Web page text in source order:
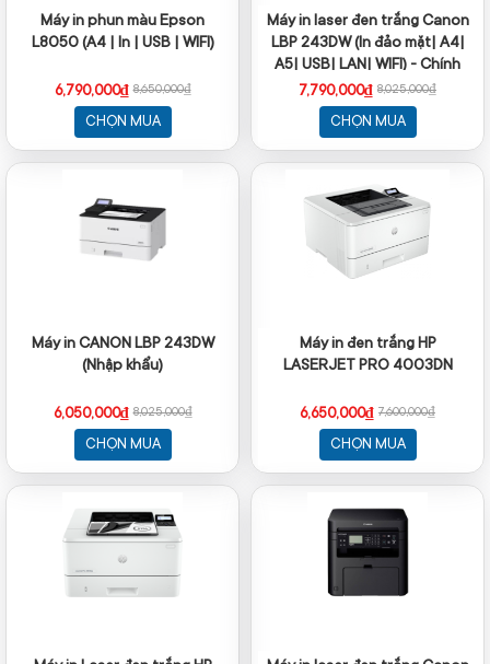
Máy in phun màu Epson
L8050 (A4 | In | USB | WIFI)
6,790,000₫ 8,650,000₫
CHỌN MUA
Máy in laser đen trắng Canon
LBP 243DW (In đảo mặt| A4|
A5| USB| LAN| WIFI) - Chính
hãng
7,790,000₫ 8,025,000₫
CHỌN MUA
Máy in CANON LBP 243DW
(Nhập khẩu)
6,050,000₫ 8,025,000₫
CHỌN MUA
Máy in đen trắng HP
LASERJET PRO 4003DN
6,650,000₫ 7,600,000₫
CHỌN MUA